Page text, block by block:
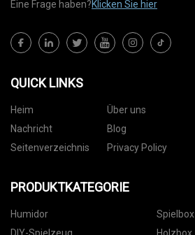
Eine Frage haben?Klicken Sie hier
QUICK LINKS
Heim Über uns
Nachricht
Blog
Seitenverzeichnis
Privacy Policy
PRODUKTKATEGORIE
Humidor
Spielbox